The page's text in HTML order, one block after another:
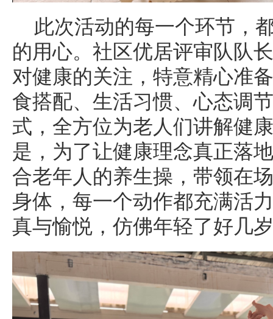
此次活动的每一个环节，
的用心。社区优居评审队队
对健康的关注，特意精心准
食搭配、生活习惯、心态调
式，全方位为老人们讲解健
是，为了让健康理念真正落
合老年人的养生操，带领在
身体，每一个动作都充满活
真与愉悦，仿佛年轻了好几